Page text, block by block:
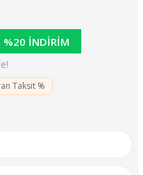
%20 İNDİRİM
Taksit %